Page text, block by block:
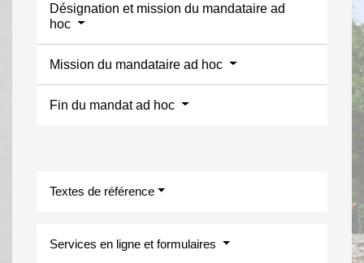
Désignation et mission du mandataire ad
hoc
Mission du mandataire ad hoc
Fin du mandat ad hoc
Textes de référence
Services en ligne et formulaires